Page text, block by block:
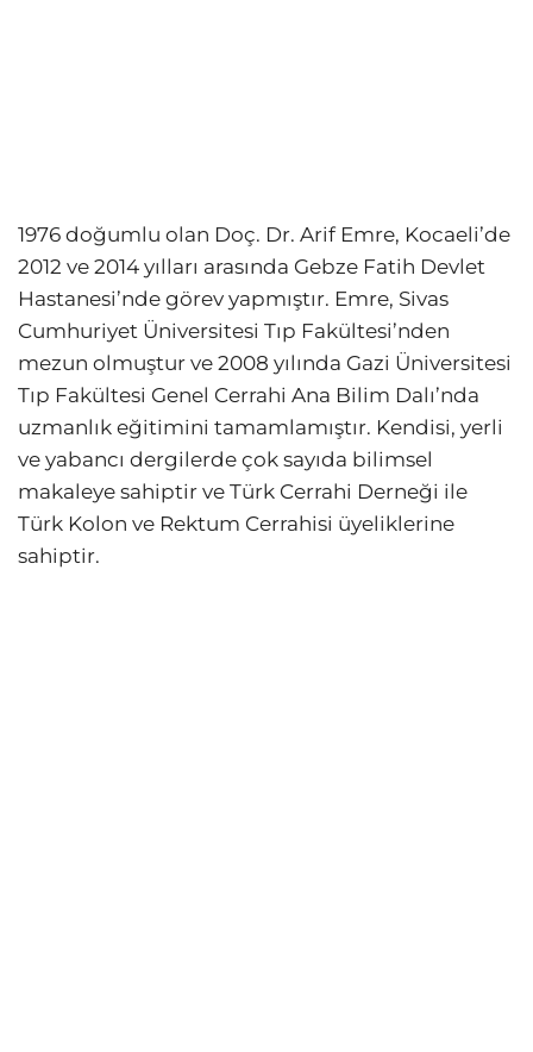
1976 doğumlu olan Doç. Dr. Arif Emre, Kocaeli’de
2012 ve 2014 yılları arasında Gebze Fatih Devlet
Hastanesi’nde görev yapmıştır. Emre, Sivas
Cumhuriyet Üniversitesi Tıp Fakültesi’nden
mezun olmuştur ve 2008 yılında Gazi Üniversitesi
Tıp Fakültesi Genel Cerrahi Ana Bilim Dalı’nda
uzmanlık eğitimini tamamlamıştır. Kendisi, yerli
ve yabancı dergilerde çok sayıda bilimsel
makaleye sahiptir ve Türk Cerrahi Derneği ile
Türk Kolon ve Rektum Cerrahisi üyeliklerine
sahiptir.